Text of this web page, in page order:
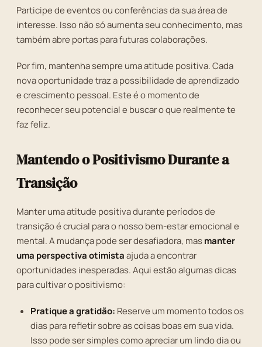
Participe de eventos ou conferências da sua área de
interesse. Isso não só aumenta seu conhecimento, mas
também abre portas para futuras colaborações.
Por fim, mantenha sempre uma atitude positiva. Cada
nova oportunidade traz a possibilidade de aprendizado
e crescimento pessoal. Este é o momento de
reconhecer seu potencial e buscar o que realmente te
faz feliz.
Mantendo o Positivismo Durante a
Transição
Manter uma atitude positiva durante períodos de
transição é crucial para o nosso bem-estar emocional e
mental. A mudança pode ser desafiadora, masmanter
uma perspectiva otimistaajuda a encontrar
oportunidades inesperadas. Aqui estão algumas dicas
para cultivar o positivismo:
Pratique a gratidão: Reserve um momento todos os
dias para refletir sobre as coisas boas em sua vida.
Isso pode ser simples como apreciar um lindo dia ou